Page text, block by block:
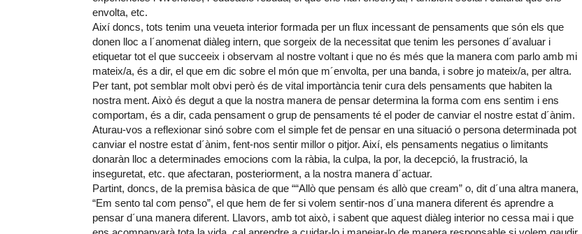
envolta, etc.
Així doncs, tots tenim una veueta interior formada per un flux incessant de pensaments que són els que
donen lloc a l´anomenat diàleg intern, que sorgeix de la necessitat que tenim les persones d´avaluar i
etiquetar tot el que succeeix i observam al nostre voltant i que no és més que la manera com parlo amb mi
mateix/a, és a dir, el que em dic sobre el món que m´envolta, per una banda, i sobre jo mateix/a, per altra.
Per tant, pot semblar molt obvi però és de vital importància tenir cura dels pensaments que habiten la
nostra ment. Això és degut a que la nostra manera de pensar determina la forma com ens sentim i ens
comportam, és a dir, cada pensament o grup de pensaments té el poder de canviar el nostre estat d´ànim.
Aturau-vos a reflexionar sinó sobre com el simple fet de pensar en una situació o persona determinada pot
canviar el nostre estat d´ànim, fent-nos sentir millor o pitjor. Així, els pensaments negatius o limitants
donaràn lloc a determinades emocions com la ràbia, la culpa, la por, la decepció, la frustració, la
inseguretat, etc. que afectaran, posteriorment, a la nostra manera d´actuar.
Partint, doncs, de la premisa bàsica de que ““Allò que pensam és allò que cream” o, dit d´una altra manera,
“Em sento tal com penso”, el que hem de fer si volem sentir-nos d´una manera diferent és aprendre a
pensar d´una manera diferent. Llavors, amb tot això, i sabent que aquest diàleg interior no cessa mai i que